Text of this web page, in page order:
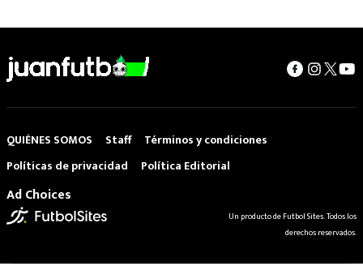
QUIÉNES SOMOS Staff
Términos y condiciones
Políticas de privacidad
Política Editorial
Ad Choices
Un producto de Futbol Sites. Todos los
derechos reservados.